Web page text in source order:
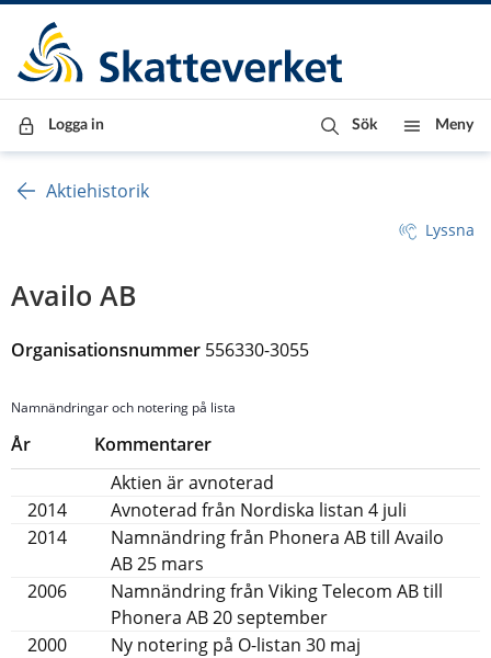
Till innehåll
Till navigationen
Till chattrobot
Logga in Sök Meny
Aktiehistorik
Lyssna
Availo AB
Organisationsnummer 556330-3055
Namnändringar och notering på lista
År
Kommentarer
Aktien är avnoterad
2014
Avnoterad från Nordiska listan 4 juli
2014
Namnändring från Phonera AB till Availo
AB 25 mars
2006
Namnändring från Viking Telecom AB till
Phonera AB 20 september
2000
Ny notering på O-listan 30 maj